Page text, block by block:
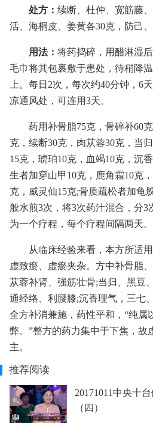
处方： 续断、杜仲、宽筋藤
活、海桐皮、姜黄各30克，防己
用法： 将药捣碎，用醋淋湿
毛巾将其包裹敷于患处，待稍降
上。每日2次，每次约40分钟，6
凉通风处，可连用3天。
药用补骨脂75克，骨碎补60
克，续断30克，肉苁蓉30克，当
15克，琥珀10克，血竭10克，沉
生者加穿山甲10克，鹿角霜10克
克，威灵仙15克;骨质疏松者加龟
般水煎3次，将3次药汁混合，分3
为一个疗程，每个疗程间隔两天。
从临床经验来看，本方所适
虚致瘀、虚瘀夹杂。方中补骨脂
苁蓉补肾、强筋壮骨;当归、黑豆
通经络、利腰膝;沉香理气，三七
全方补消兼施，药性平和，“纯属
弊。”整方的药力集中于下焦，故
主。
推荐阅读
20171011中央十
（四）